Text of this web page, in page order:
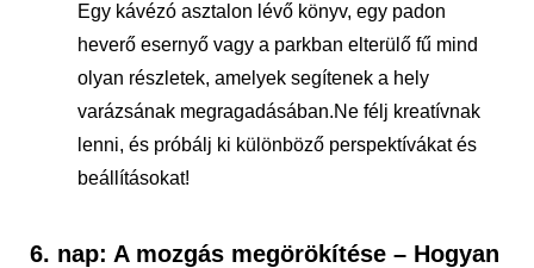
Egy kávézó asztalon lévő könyv, egy padon
heverő esernyő vagy a parkban elterülő fű mind
olyan részletek, amelyek segítenek a hely
varázsának megragadásában.Ne félj kreatívnak
lenni, és próbálj ki különböző perspektívákat és
beállításokat!
6. nap: A mozgás megörökítése – Hogyan